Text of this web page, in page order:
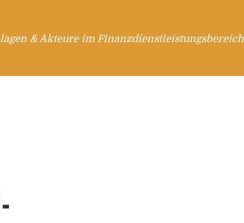
& Akteure im Finanzdienstleistungsbereich